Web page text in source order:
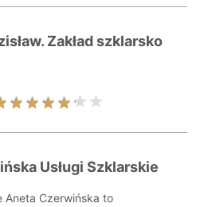
Zakład szklarsko
Usługi Szklarskie
Aneta Czerwińska to